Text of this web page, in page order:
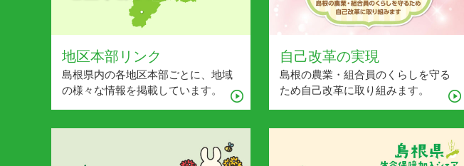
地区本部リンク
島根県内の各地区本部ごとに、地域
の様々な情報を掲載しています。
自己改革の実現
島根の農業・組合員のくらしを守る
ため自己改革に取り組みます。